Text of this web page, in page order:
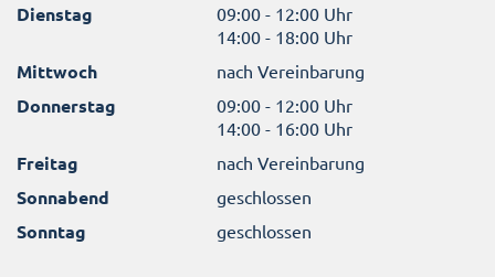
Dienstag
09:00 - 12:00 Uhr
14:00 - 18:00 Uhr
Mittwoch nach Vereinbarung
Donnerstag
09:00 - 12:00 Uhr
14:00 - 16:00 Uhr
Freitag nach Vereinbarung
Sonnabend geschlossen
Sonntag geschlossen